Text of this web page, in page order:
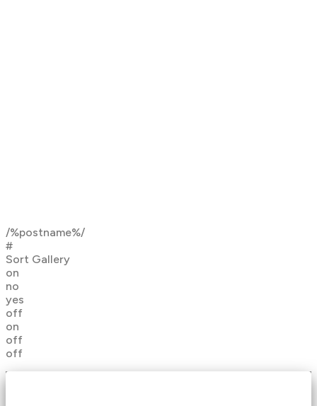
/%postname%/
#
Sort Gallery
on
no
yes
off
on
off
off